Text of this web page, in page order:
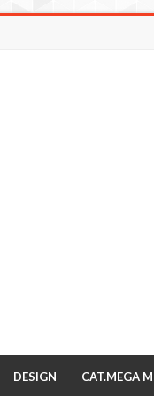
DESIGN CAT.MEGA